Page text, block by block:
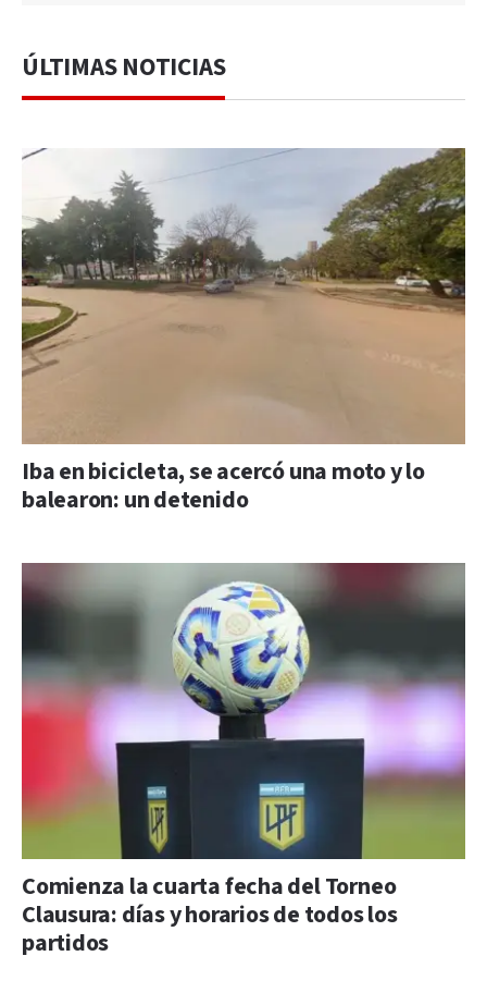
ÚLTIMAS NOTICIAS
Iba en bicicleta, se acercó una moto y lo
balearon: un detenido
Comienza la cuarta fecha del Torneo
Clausura: días y horarios de todos los
partidos